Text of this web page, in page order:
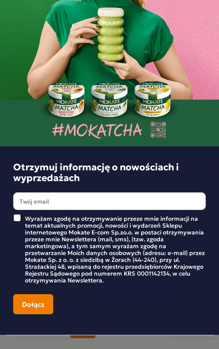
BĄDŹ PIERWSZYM KTÓRY NAPISZE RECENZJĘ
Podobne produkty
Zestaw (10x) - Ekspresowa Herbatka
Owocowa Jabłko Cynamon BIO Piramidki
20T Loyd
54,99 zł
Zestaw
Otrzymuj informację o nowościach i
wyprzedażach
Wyrażam zgodę na otrzymywanie przeze mnie informacji na
temat aktualnych promocji, nowości i wydarzeń Sklepu
internetowego Mokate E-com Sp.zo.o. w postaci otrzymywania
przeze mnie Newslettera (mail, sms), (tzw. zgoda
marketingowa), a tym samym wyrażam zgodę na
przetwarzanie Moich danych osobowych (adresu: e-mail) przez
Mokate Sp. z o. o. z siedzibą w Żorach (44-240), przy ul.
Strażackiej 48, wpisaną do rejestru przedsiębiorców Krajowego
Rejestru Sądowego pod numerem KRS 0001142134, w celu
otrzymywania Newslettera.